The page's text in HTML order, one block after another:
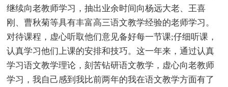
继续向老教师学习，抽出业余时间向杨远大老、王喜
刚、曹秋菊等具有丰富高三语文教学经验的老师学习。
对待课程，虚心听取他们意见备好每一节课;仔细听课，
认真学习他们上课的安排和技巧。这一年来，通过认真
学习语文教学理论，刻苦钻研语文教学，虚心向老教师
学习，我自己感到我比前两年的我在语文教学方面有了